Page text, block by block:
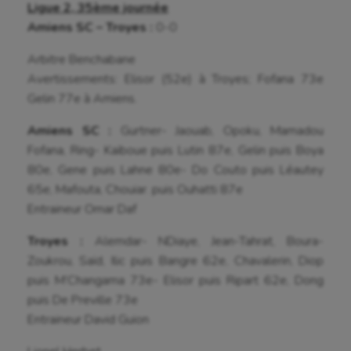
Natation
Natation artistique
Outdoor
Paddle
Parkour
Patinage artistique
Pétanque
Plongée
Ligue 2, 35ème journée
Amiens SC – Troyes :
Arbitre Benchabane
Avertissements: Elisor (52e) à Troyes; Fofana 73e
Gelin 77e à Amiens.
Amiens SC :
Gurtner- Jaouab, Opoku, Mamadou
Fofana, Ring- Kaïboue puis Lutin 87e, Gelin puis Boya
80e, Gene puis Lahne 80e- Do Couto puis Léautey
65e, Mafouta, Chouiar. puis Ouhatti 87e
Entraineur Omar Daf
Troyes :
Alemdar- NDiaye, Jean-Tahrat, Boura-
Zoukrou, Saïd, Ilic puis Bangre 62e, Chavalerin, Diop
puis M’Changama 73e- Elisor puis Ripart 62e, Dong
puis De Preville 73e
Entraineur David Guion